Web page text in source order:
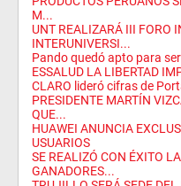
M...
UNT REALIZARÁ III FORO
INTERUNIVERSI...
Pando quedó apto para
ESSALUD LA LIBERTAD
CLARO lideró cifras de
PRESIDENTE MARTÍN
QUE...
HUAWEI ANUNCIA
USUARIOS
SE REALIZÓ CON ÉXITO
GANADORES...